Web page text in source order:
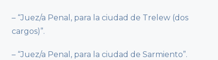
– “Juez/a Penal, para la ciudad de Trelew (dos
cargos)”.
– “Juez/a Penal, para la ciudad de Sarmiento”.